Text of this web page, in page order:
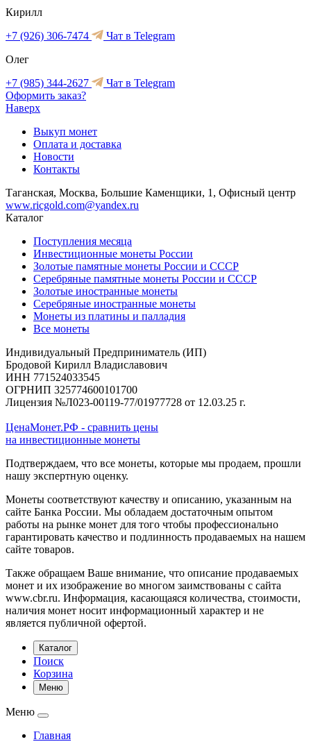
Кирилл
+7 (926) 306-7474
Чат в Telegram
Олег
+7 (985) 344-2627
Чат в Telegram
Оформить заказ?
Наверх
Выкуп монет
Оплата и доставка
Новости
Контакты
Таганская, Москва, Большие Каменщики, 1, Офисный центр
www.ricgold.com@yandex.ru
Каталог
Поступления месяца
Инвестиционные монеты России
Золотые памятные монеты России и СССР
Серебряные памятные монеты России и СССР
Золотые иностранные монеты
Серебряные иностранные монеты
Монеты из платины и палладия
Все монеты
Индивидуальный Предприниматель (ИП)
Бродовой Кирилл Владиславович
ИНН 771524033545
ОГРНИП 325774600101700
Лицензия №Л023-00119-77/01977728 от 12.03.25 г.
ЦенаМонет.РФ - сравнить цены
на инвестиционные монеты
Подтверждаем, что все монеты, которые мы продаем, прошли
нашу экспертную оценку.
Монеты соответствуют качеству и описанию, указанным на
сайте Банка России. Мы обладаем достаточным опытом
работы на рынке монет для того чтобы профессионально
гарантировать качество и подлинность продаваемых на нашем
сайте товаров.
Также обращаем Ваше внимание, что описание продаваемых
монет и их изображение во многом заимствованы с сайта
www.cbr.ru. Информация, касающаяся количества, стоимости,
наличия монет носит информационный характер и не
является публичной офертой.
Каталог
Поиск
Корзина
Меню
Меню
Главная